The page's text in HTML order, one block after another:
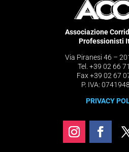
Associazione
Professionisti
Via Piranesi 46 –
Tel. +39 02 66
Fax +39 02 67
P. IVA:
PRIVACY